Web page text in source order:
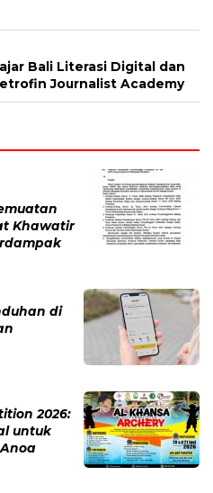
Bali Literasi Digital dan
Journalist Academy
Khawatir
di
2026:
untuk